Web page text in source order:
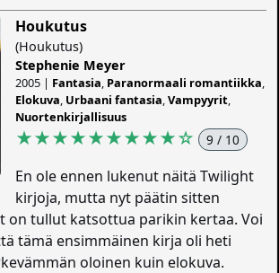
Houkutus
(Houkutus)
Stephenie Meyer
2005 | Fantasia Paranormaali romantiikka
Elokuva Urbaani fantasia ,Vampyyrit
Nuortenkirjallisuus
★★★★★★★★★☆ 9 / 10
En ole ennen lukenut näitä Twilight
kirjoja, mutta nyt päätin sitten
on tullut katsottua parikin kertaa. Voi
tämä ensimmäinen kirja oli heti
oloinen kuin elokuva.